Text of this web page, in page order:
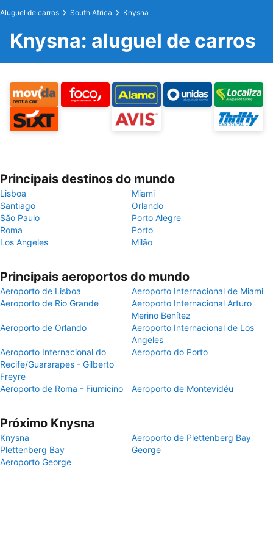
Aluguel de carros South Africa Knysna
Knysna: aluguel de carros
Principais destinos do mundo
Lisboa
Miami
Santiago
Orlando
São Paulo
Porto Alegre
Roma
Porto
Los Angeles
Milão
Principais aeroportos do mundo
Aeroporto de Lisboa
Aeroporto Internacional de Miami
Aeroporto de Rio Grande
Aeroporto Internacional Arturo
Merino Benítez
Aeroporto de Orlando
Aeroporto Internacional de Los
Angeles
Aeroporto Internacional do
Recife/Guararapes - Gilberto
Freyre
Aeroporto do Porto
Aeroporto de Roma - Fiumicino Aeroporto de Montevidéu
Próximo Knysna
Knysna
Aeroporto de Plettenberg Bay
Plettenberg Bay
George
Aeroporto George